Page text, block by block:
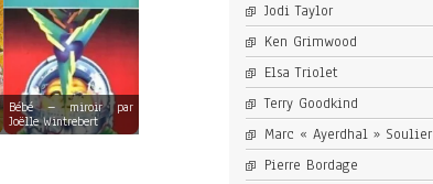
Bébé – miroir par
Joëlle Wintrebert
Jodi Taylor
Ken Grimwood
Elsa Triolet
Terry Goodkind
Marc « Ayerdhal » Soulier
Pierre Bordage